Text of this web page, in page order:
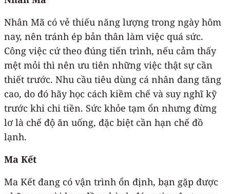
Nhân Mã có vẻ thiếu năng lượng trong ngày hôm
nay, nên tránh ép bản thân làm việc quá sức.
Công việc cứ theo đúng tiến trình, nếu cảm thấy
mệt mỏi thì nên ưu tiên những việc thật sự cần
thiết trước. Nhu cầu tiêu dùng cá nhân đang tăng
cao, do đó hãy học cách kiềm chế và suy nghĩ kỹ
trước khi chi tiền. Sức khỏe tạm ổn nhưng đừng
lơ là chế độ ăn uống, đặc biệt cần hạn chế đồ
lạnh.
Ma Kết
Ma Kết đang có vận trình ổn định, bạn gặp được